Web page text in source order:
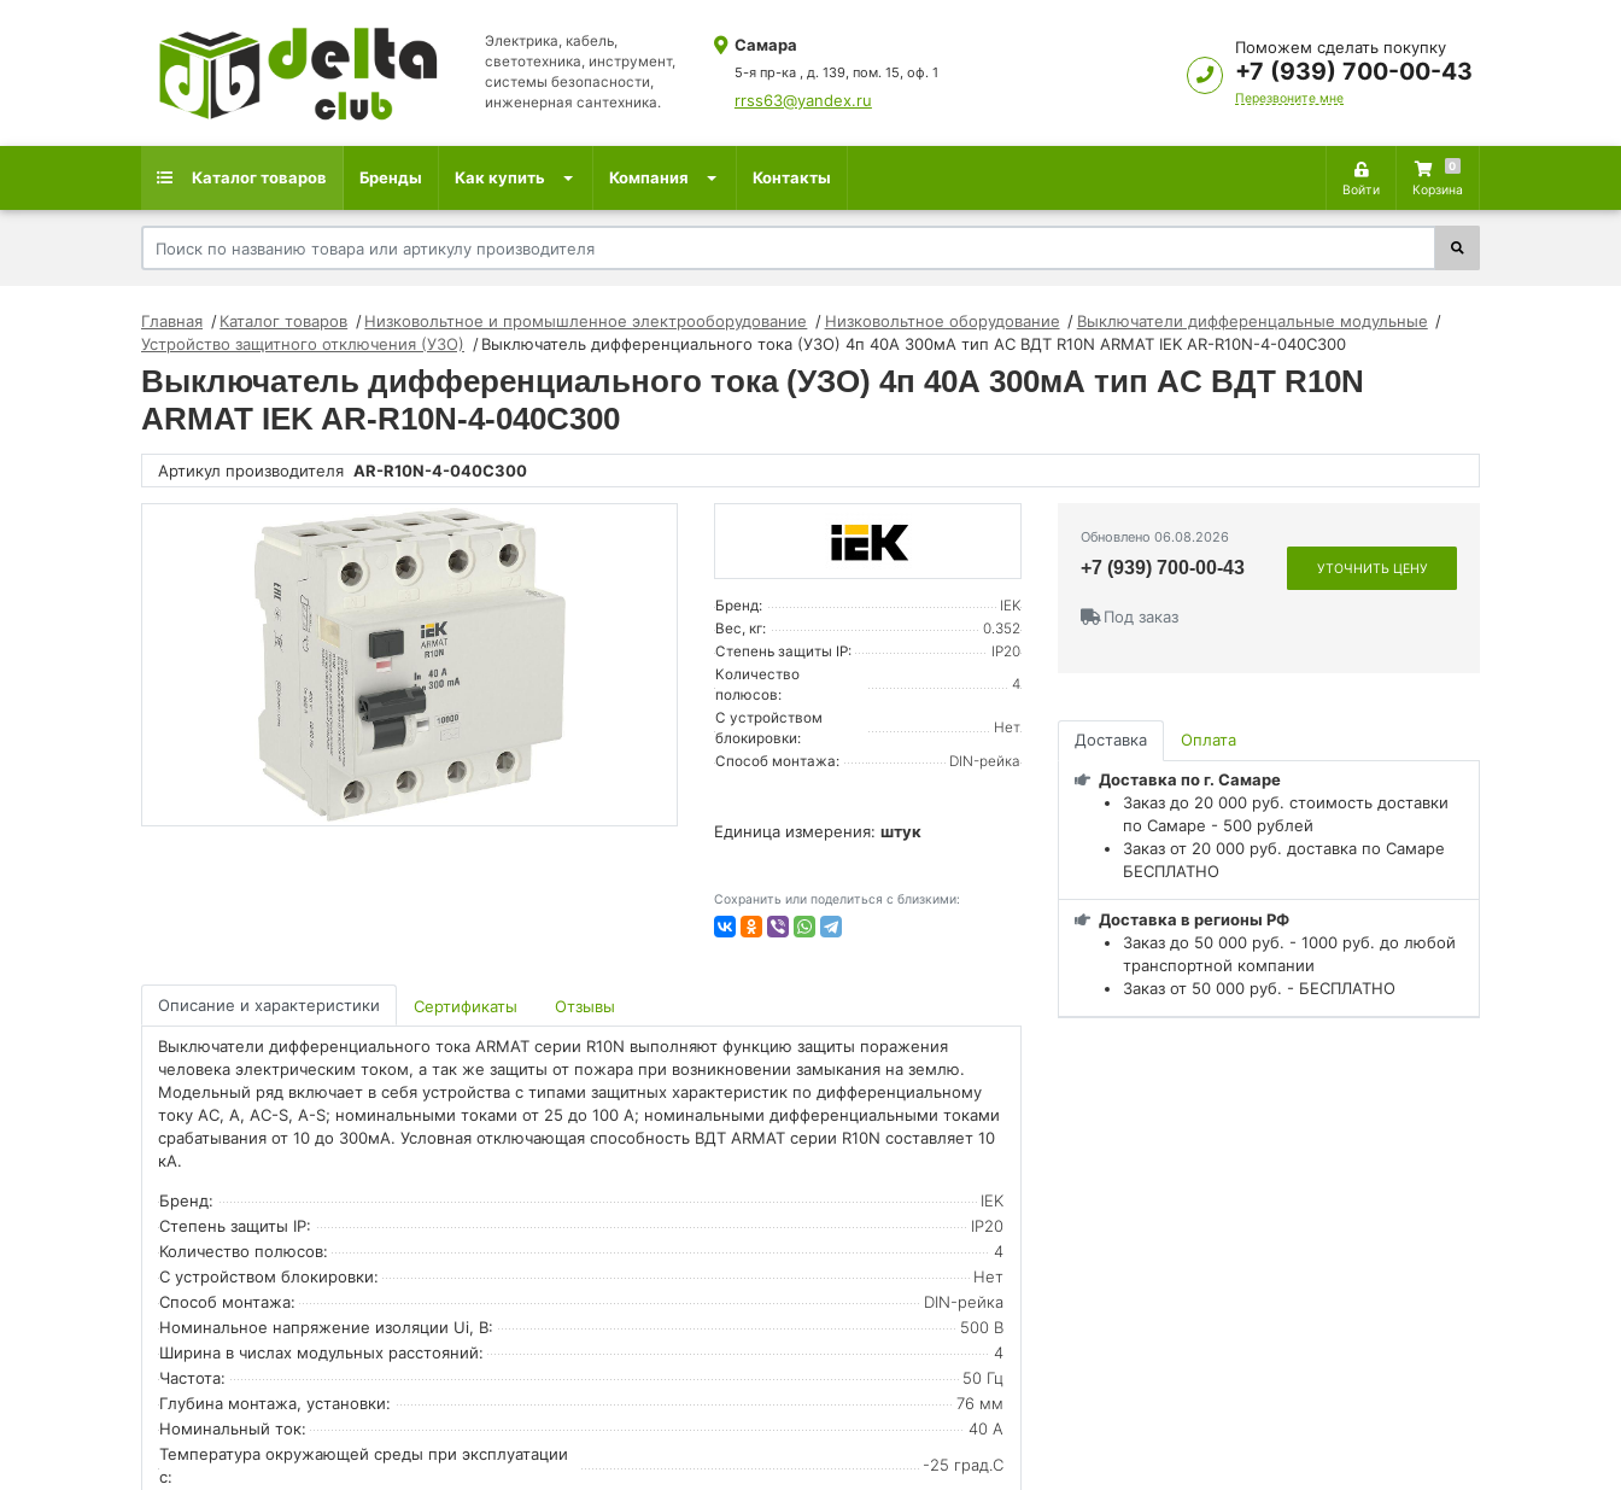
Электрика, кабель,
светотехника, инструмент,
системы безопасности,
инженерная сантехника.
Самара
5-я пр-ка , д. 139, пом. 15, оф. 1
rrss63@yandex.ru
Поможем сделать покупку
+7 (939) 700-00-43
Перезвоните мне
Каталог товаров Бренды Как купить Компания Контакты
Войти
0
Корзина
Главная Каталог товаров Низковольтное и промышленное электрооборудование Низковольтное оборудование
Выключатели дифференцальные модульные
Устройство защитного отключения (УЗО)
Выключатель дифференциального тока (УЗО) 4п 40А 300мА тип AC ВДТ R10N ARMAT IEK AR-R10N-4-040C300
Выключатель дифференциального тока (УЗО) 4п 40А 300мА тип AC ВДТ R10N
ARMAT IEK AR-R10N-4-040C300
Артикул производителя AR-R10N-4-040C300
Бренд:
IEK
Вес, кг:
0.352
Степень защиты IP:
IP20
Количество
полюсов:
4
С устройством
блокировки:
Нет
Способ монтажа:
DIN-рейка
Единица измерения: штук
Сохранить или поделиться с близкими:
Обновлено 06.08.2026
+7 (939) 700-00-43 УТОЧНИТЬ ЦЕНУ
Под заказ
Доставка Оплата
Доставка по г. Самаре
Заказ до 20 000 руб. стоимость доставки
по Самаре - 500 рублей
Заказ от 20 000 руб. доставка по Самаре
БЕСПЛАТНО
Доставка в регионы РФ
Заказ до 50 000 руб. - 1000 руб. до любой
транспортной компании
Заказ от 50 000 руб. - БЕСПЛАТНО
Описание и характеристики
Сертификаты Отзывы
Выключатели дифференциального тока ARMAT серии R10N выполняют функцию защиты поражения
человека электрическим током, а так же защиты от пожара при возникновении замыкания на землю.
Модельный ряд включает в себя устройства с типами защитных характеристик по дифференциальному
току AC, A, AC-S, A-S; номинальными токами от 25 до 100 А; номинальными дифференциальными токами
срабатывания от 10 до 300мА. Условная отключающая способность ВДТ ARMAT серии R10N составляет 10
кА.
Бренд:
IEK
Степень защиты IP:
IP20
Количество полюсов:
4
С устройством блокировки:
Нет
Способ монтажа:
DIN-рейка
Номинальное напряжение изоляции Ui, В:
500 В
Ширина в числах модульных расстояний:
4
Частота:
50 Гц
Глубина монтажа, установки:
76 мм
Номинальный ток:
40 А
Температура окружающей среды при эксплуатации
с:
-25 град.C